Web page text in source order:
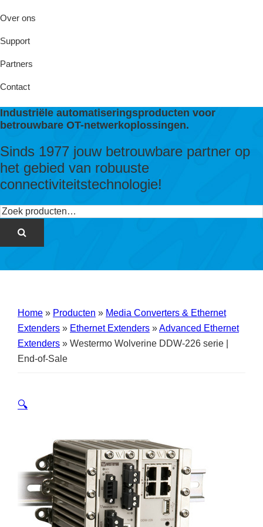
Over ons
Support
Partners
Contact
Industriële automatiseringsproducten voor
betrouwbare OT-netwerkoplossingen.
Sinds 1977 jouw betrouwbare partner op
het gebied van robuuste
connectiviteitstechnologie!
Zoeken
Home » Producten » Media Converters & Ethernet
Extenders » Ethernet Extenders »Advanced Ethernet
Extenders » Westermo Wolverine DDW-226 serie |
End-of-Sale
🔍